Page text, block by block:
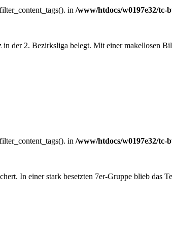
in /www/htdocs/w0197e32/tc-
der 2. Bezirksliga belegt. Mit einer makellosen
in /www/htdocs/w0197e32/tc-
In einer stark besetzten 7er-Gruppe blieb das